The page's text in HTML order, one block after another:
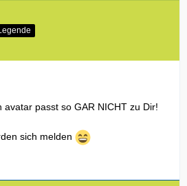
avatar passt so GAR NICHT zu Dir!
sich melden